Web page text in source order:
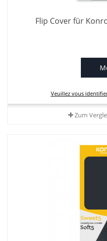
Flip Cover für
Veuillez vous
Zum